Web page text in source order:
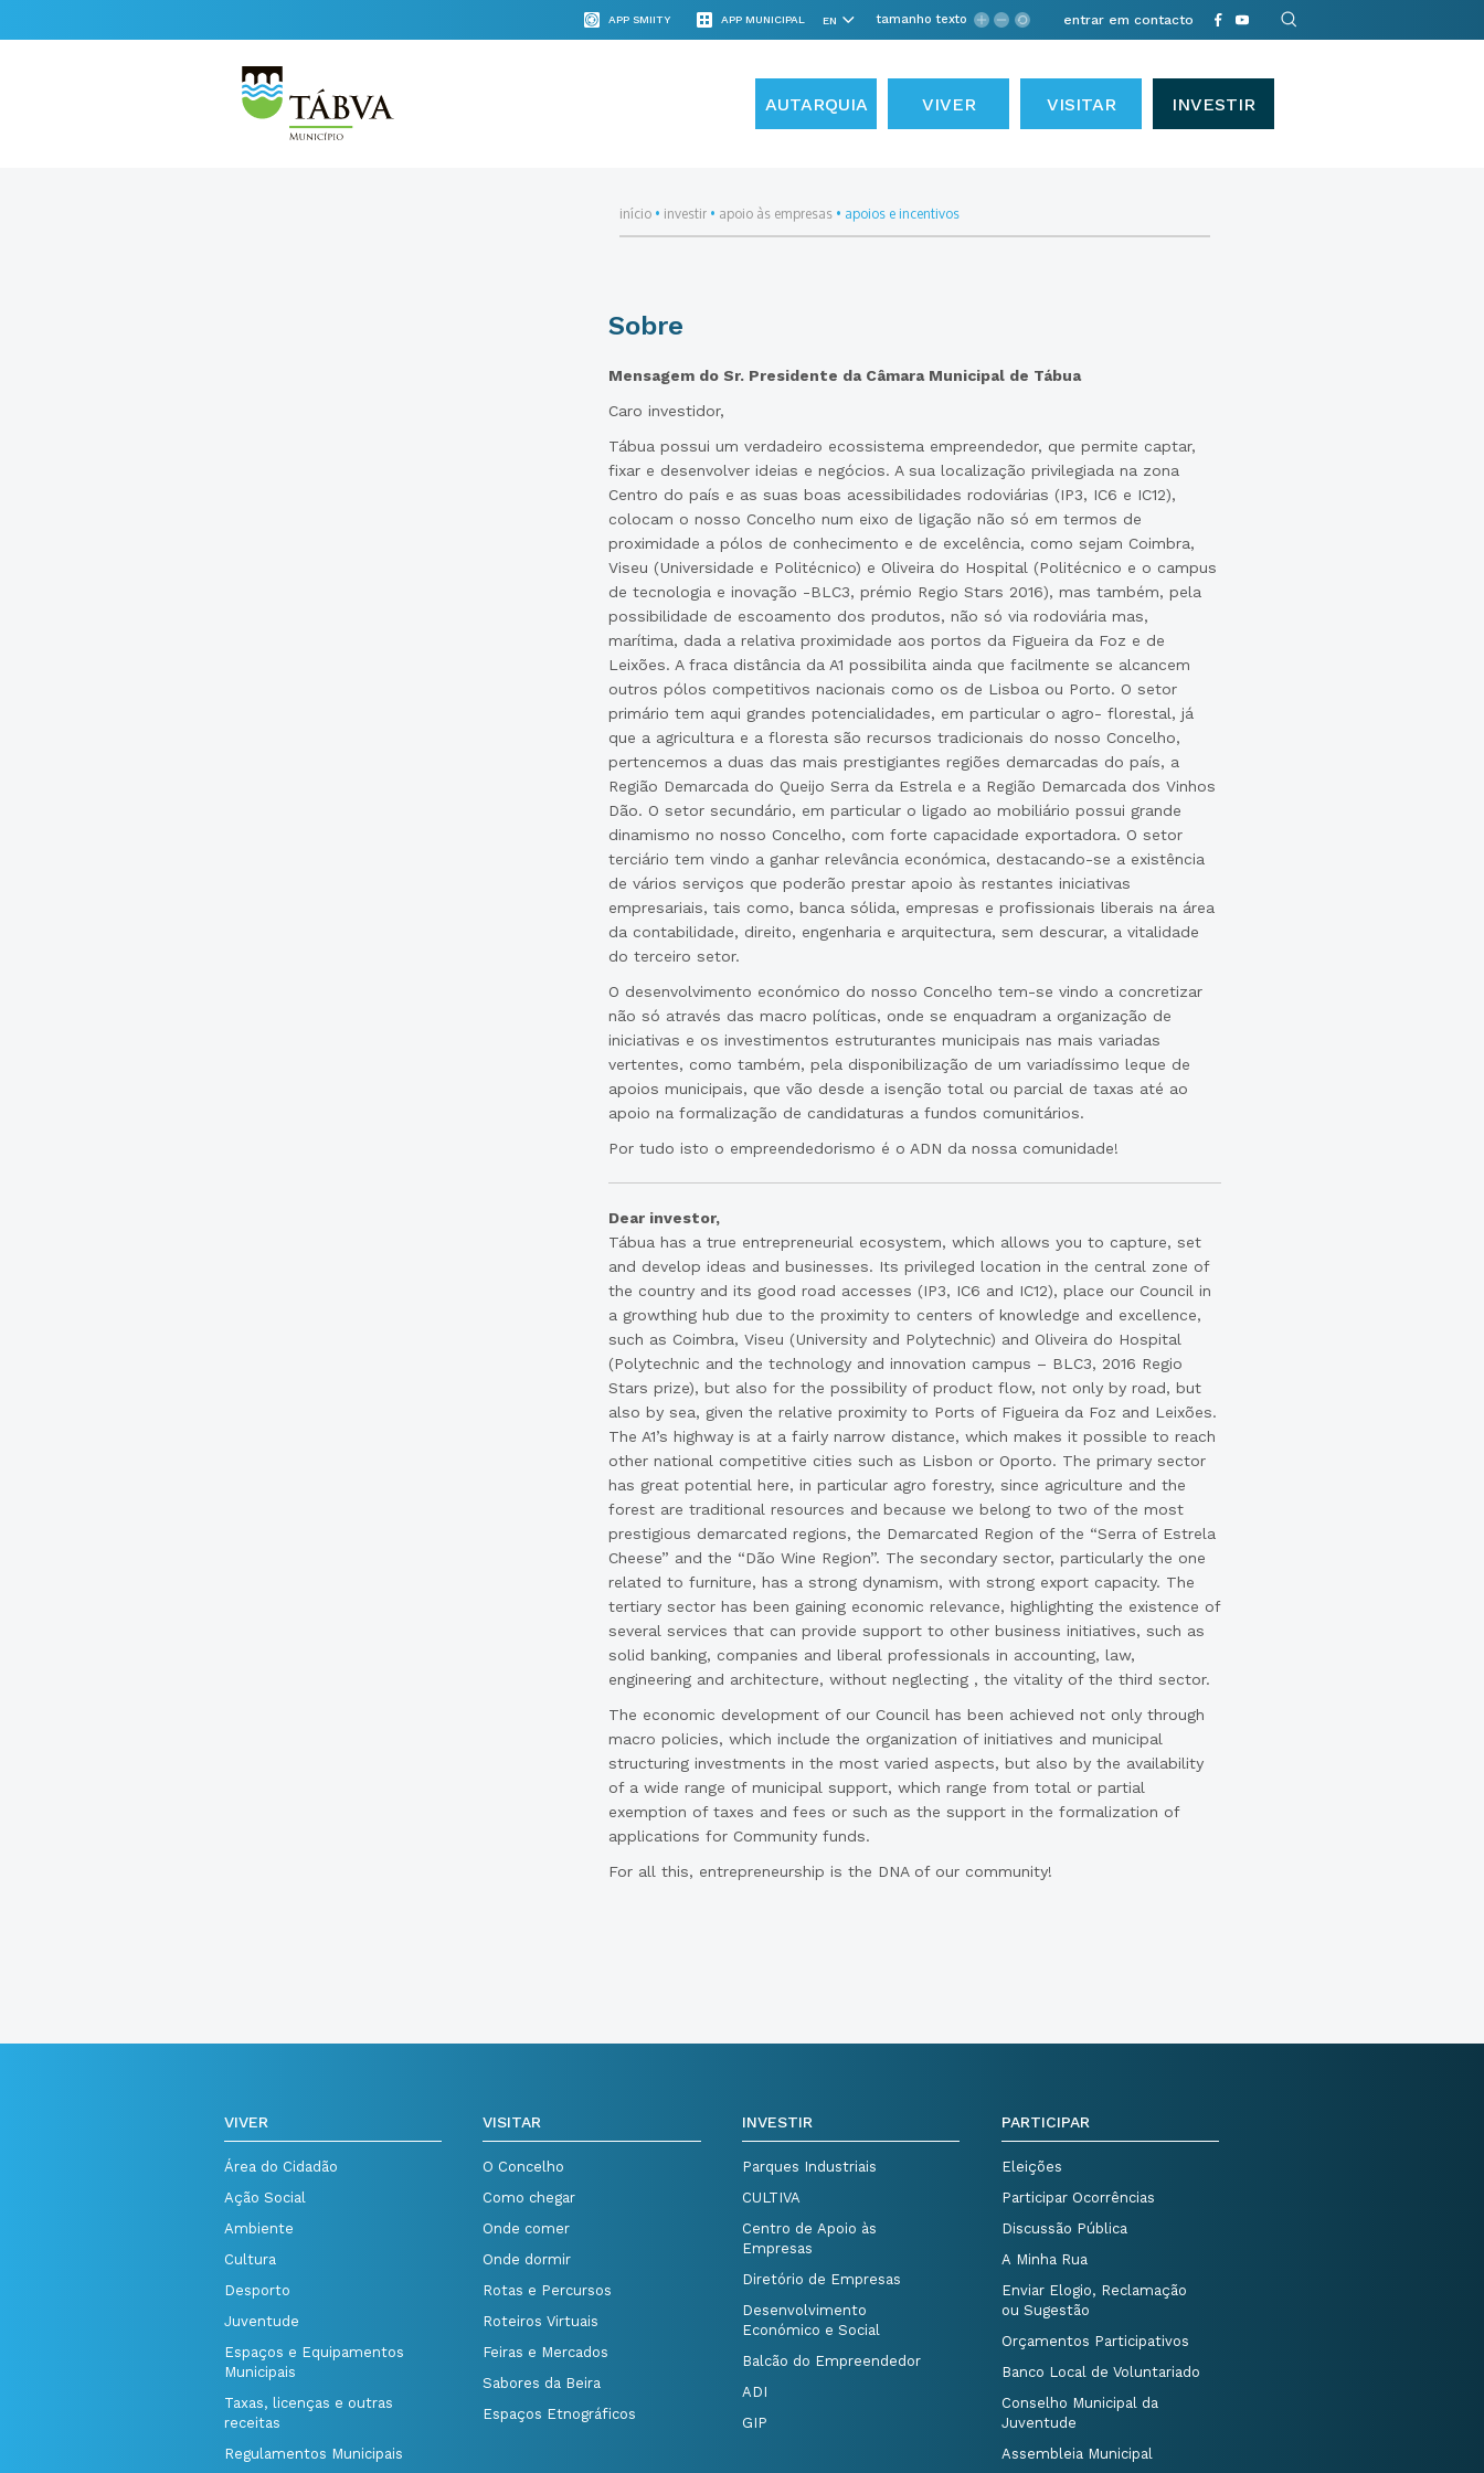
APP SMIITY APP MUNICIPAL tamanho texto entrar em contacto
AUTARQUIA VIVER VISITAR INVESTIR
início• investir• apoio às empresas• apoios e incentivos
Sobre
Mensagem do Sr. Presidente da Câmara Municipal de Tábua
Caro investidor,
Tábua possui um verdadeiro ecossistema empreendedor, que permite captar,
fixar e desenvolver ideias e negócios. A sua localização privilegiada na zona
Centro do país e as suas boas acessibilidades rodoviárias (IP3, IC6 e IC12),
colocam o nosso Concelho num eixo de ligação não só em termos de
proximidade a pólos de conhecimento e de excelência, como sejam Coimbra,
Viseu (Universidade e Politécnico) e Oliveira do Hospital (Politécnico e o campus
de tecnologia e inovação -BLC3, prémio Regio Stars 2016), mas também, pela
possibilidade de escoamento dos produtos, não só via rodoviária mas,
marítima, dada a relativa proximidade aos portos da Figueira da Foz e de
Leixões. A fraca distância da A1 possibilita ainda que facilmente se alcancem
outros pólos competitivos nacionais como os de Lisboa ou Porto. O setor
primário tem aqui grandes potencialidades, em particular o agro- florestal, já
que a agricultura e a floresta são recursos tradicionais do nosso Concelho,
pertencemos a duas das mais prestigiantes regiões demarcadas do país, a
Região Demarcada do Queijo Serra da Estrela e a Região Demarcada dos Vinhos
Dão. O setor secundário, em particular o ligado ao mobiliário possui grande
dinamismo no nosso Concelho, com forte capacidade exportadora. O setor
terciário tem vindo a ganhar relevância económica, destacando-se a existência
de vários serviços que poderão prestar apoio às restantes iniciativas
empresariais, tais como, banca sólida, empresas e profissionais liberais na área
da contabilidade, direito, engenharia e arquitectura, sem descurar, a vitalidade
do terceiro setor.
O desenvolvimento económico do nosso Concelho tem-se vindo a concretizar
não só através das macro políticas, onde se enquadram a organização de
iniciativas e os investimentos estruturantes municipais nas mais variadas
vertentes, como também, pela disponibilização de um variadíssimo leque de
apoios municipais, que vão desde a isenção total ou parcial de taxas até ao
apoio na formalização de candidaturas a fundos comunitários.
Por tudo isto o empreendedorismo é o ADN da nossa comunidade!
Dear investor,
Tábua has a true entrepreneurial ecosystem, which allows you to capture, set
and develop ideas and businesses. Its privileged location in the central zone of
the country and its good road accesses (IP3, IC6 and IC12), place our Council in
a growthing hub due to the proximity to centers of knowledge and excellence,
such as Coimbra, Viseu (University and Polytechnic) and Oliveira do Hospital
(Polytechnic and the technology and innovation campus – BLC3, 2016 Regio
Stars prize), but also for the possibility of product flow, not only by road, but
also by sea, given the relative proximity to Ports of Figueira da Foz and Leixões.
The A1’s highway is at a fairly narrow distance, which makes it possible to reach
other national competitive cities such as Lisbon or Oporto. The primary sector
has great potential here, in particular agro forestry, since agriculture and the
forest are traditional resources and because we belong to two of the most
prestigious demarcated regions, the Demarcated Region of the “Serra of Estrela
Cheese” and the “Dão Wine Region”. The secondary sector, particularly the one
related to furniture, has a strong dynamism, with strong export capacity. The
tertiary sector has been gaining economic relevance, highlighting the existence of
several services that can provide support to other business initiatives, such as
solid banking, companies and liberal professionals in accounting, law,
engineering and architecture, without neglecting , the vitality of the third sector.
The economic development of our Council has been achieved not only through
macro policies, which include the organization of initiatives and municipal
structuring investments in the most varied aspects, but also by the availability
of a wide range of municipal support, which range from total or partial
exemption of taxes and fees or such as the support in the formalization of
applications for Community funds.
For all this, entrepreneurship is the DNA of our community!
VIVER
Área do Cidadão
Ação Social
Ambiente
Cultura
Desporto
Juventude
Espaços e Equipamentos
Municipais
Taxas, licenças e outras
receitas
Regulamentos Municipais
VISITAR
O Concelho
Como chegar
Onde comer
Onde dormir
Rotas e Percursos
Roteiros Virtuais
Feiras e Mercados
Sabores da Beira
Espaços Etnográficos
INVESTIR
Parques Industriais
CULTIVA
Centro de Apoio às
Empresas
Diretório de Empresas
Desenvolvimento
Económico e Social
Balcão do Empreendedor
ADI
GIP
PARTICIPAR
Eleições
Participar Ocorrências
Discussão Pública
A Minha Rua
Enviar Elogio, Reclamação
ou Sugestão
Orçamentos Participativos
Banco Local de Voluntariado
Conselho Municipal da
Juventude
Assembleia Municipal